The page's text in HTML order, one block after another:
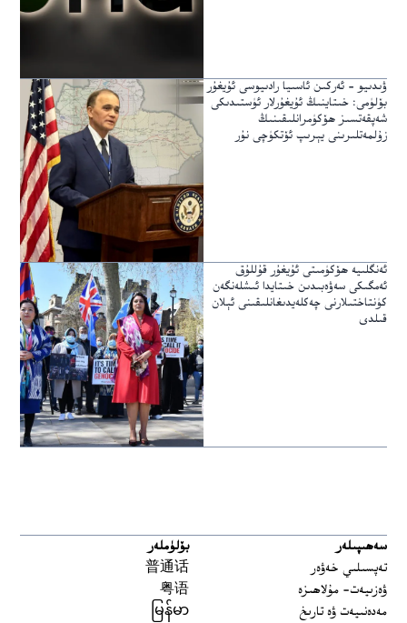
ۋىدىيو – ئەركىن ئاسىيا رادىيوسى ئۇيغۇر
بۆلۈمى: خىتاينىڭ ئۇيغۇرلار ئۈستىدىكى
شەپقەتسىز ھۆكۈمرانلىقىنىڭ
زۇلمەتلىرىنى يېرىپ ئۆتكۈچى نۇر
ئەنگلىيە ھۆكۈمىتى ئۇيغۇر قۇللۇق
ئەمگىكى سەۋەبىدىن خىتايدا ئىشلەنگەن
كۈنتاختىلارنى چەكلەيدىغانلىقىنى ئېلان
قىلدى
سەھىپىلەر
تەپسىلىي خەۋەر
ۋەزىيەت- مۇلاھىزە
مەدەنىيەت ۋە تارىخ
بۆلۈملەر
普通话
粤语
မြန်မာ